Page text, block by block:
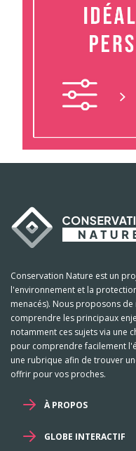
Conservation Nature est un
l'environnement et la
menacés). Nous proposons
comprendre les principaux
notamment ces sujets via une
pour comprendre facilement
une rubrique afin de trouver
offrir pour vos proches.
À PROPOS
GLOBE INTERACTIF